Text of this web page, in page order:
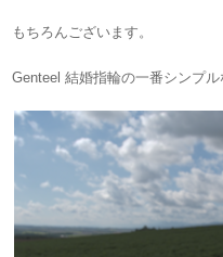
もちろんございます。
Genteel 結婚指輪の一番シンプ